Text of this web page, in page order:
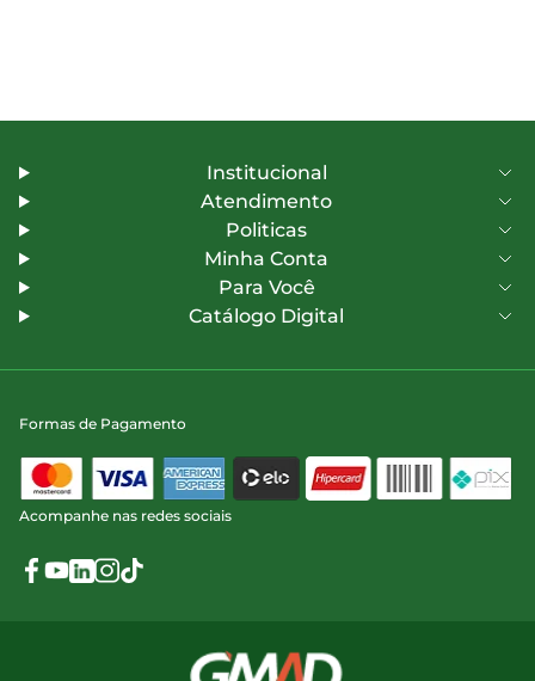
Institucional
Atendimento
Politicas
Minha Conta
Para Você
Catálogo Digital
Formas de Pagamento
Acompanhe nas redes sociais